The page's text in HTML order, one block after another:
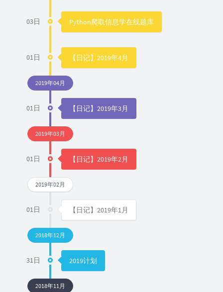
03日 Python爬取信息学在线题库
01日 【日记】2019年4月
2019年04月
01日 【日记】2019年3月
2019年03月
01日 【日记】2019年2月
2019年02月
01日 【日记】2019年1月
2018年12月
31日 2019计划
2018年11月